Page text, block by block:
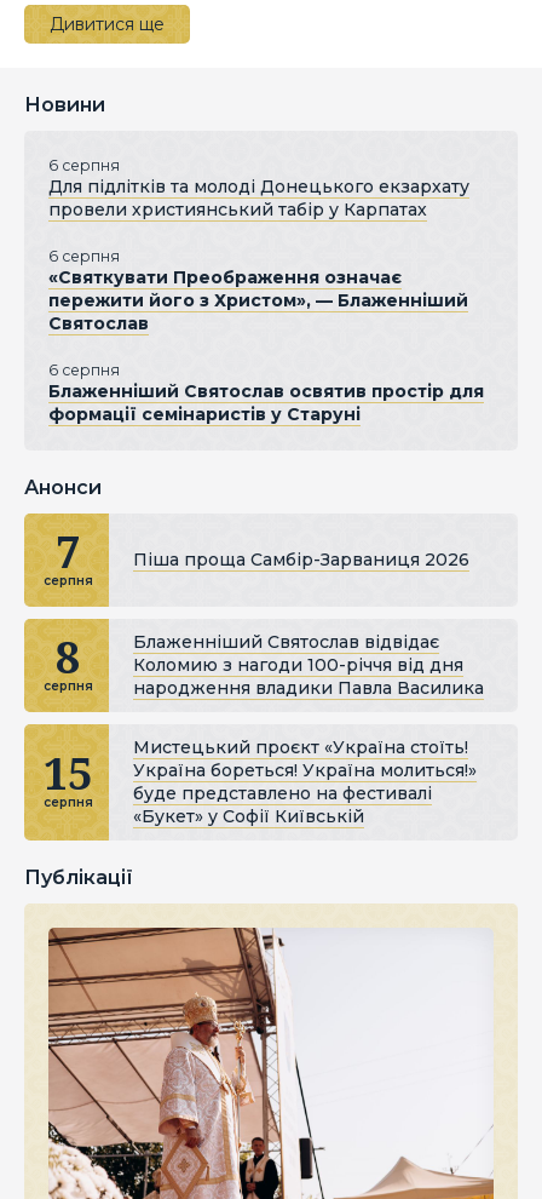
Дивитися ще
Новини
6 серпня
Для підлітків та молоді Донецького екзархату
провели християнський табір у Карпатах
6 серпня
«Святкувати Преображення означає
пережити його з Христом», — Блаженніший
Святослав
6 серпня
Блаженніший Святослав освятив простір для
формації семінаристів у Старуні
Анонси
7
серпня
Піша проща Самбір-Зарваниця 2026
8
серпня
Блаженніший Святослав відвідає
Коломию з нагоди 100-річчя від дня
народження владики Павла Василика
15
серпня
Мистецький проєкт «Україна стоїть!
Україна бореться! Україна молиться!»
буде представлено на фестивалі
«Букет» у Софії Київській
Публікації